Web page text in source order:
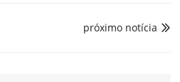

próximo notícia